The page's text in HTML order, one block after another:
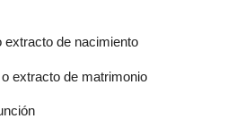
extracto de nacimiento
extracto de matrimonio